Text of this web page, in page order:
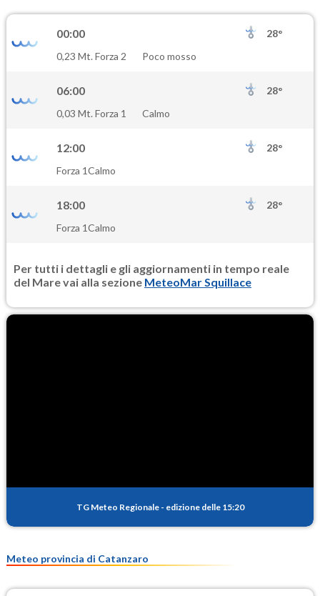
(Diossido di azoto)
PM10
PM25
00:00
28°
0,23 Mt. Forza 2
Poco mosso
06:00
28°
0,03 Mt. Forza 1
Calmo
12:00
28°
Forza 1Calmo
18:00
28°
Forza 1Calmo
Per tutti i dettagli e gli aggiornamenti in tempo reale
del Mare vai alla sezione MeteoMar Squillace
TG Meteo Regionale - edizione delle 15:20
Meteo provincia di Catanzaro